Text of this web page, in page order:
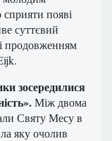
появі
суттєвий
продовженням
зосередилися
Між двома
Святу Месу в
яку очолив